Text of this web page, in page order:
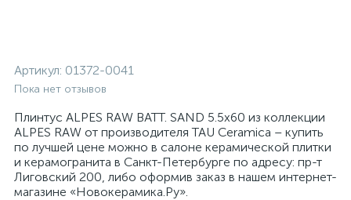
Артикул: 01372-0041
Пока нет отзывов
Плинтус ALPES RAW BATT. SAND 5.5x60 из коллекции
ALPES RAW от производителя TAU Ceramica – купить
по лучшей цене можно в салоне керамической плитки
и керамогранита в Санкт-Петербурге по адресу: пр-т
Лиговский 200, либо оформив заказ в нашем интернет-
магазине «Новокерамика.Ру».